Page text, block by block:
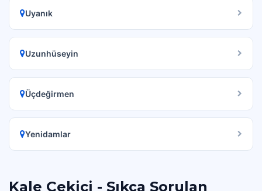
Uyanık
Uzunhüseyin
Üçdeğirmen
Yenidamlar
Kale Çekici - Sıkça Sorulan